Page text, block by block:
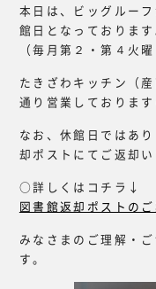
本日は、ビッグルー
館日となっております
（毎月第２・第４火
たきざわキッチン（
通り営業しておりま
なお、休館日ではあ
却ポストにてご返却い
○詳しくはコチラ↓
図書館返却ポストのご
みなさまのご理解・
す。